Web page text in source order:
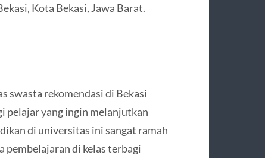
Kota Bekasi, Jawa Barat.
swasta rekomendasi di Bekasi
pelajar yang ingin melanjutkan
di universitas ini sangat ramah
pembelajaran di kelas terbagi